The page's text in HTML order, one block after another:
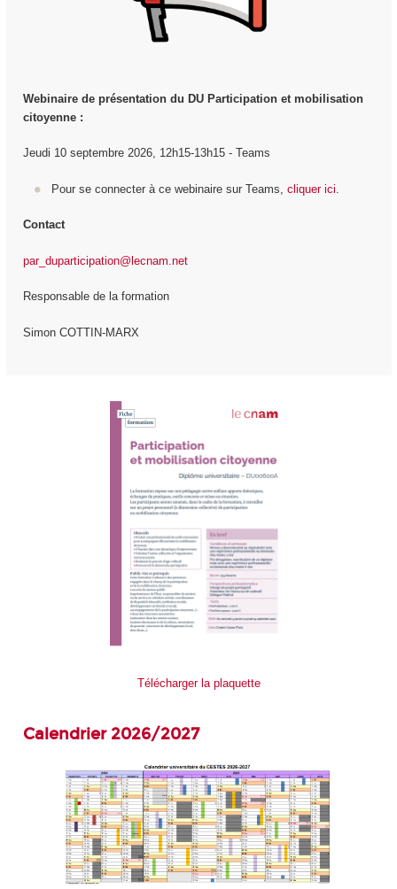
Webinaire de présentation du DU Participation et mobilisation
citoyenne :
Jeudi 10 septembre 2026, 12h15-13h15 - Teams
Pour se connecter à ce webinaire sur Teams, cliquer ici
Contact
par_duparticipation@lecnam.net
Responsable de la formation
Simon COTTIN-MARX
Télécharger la plaquette
Calendrier 2026/2027